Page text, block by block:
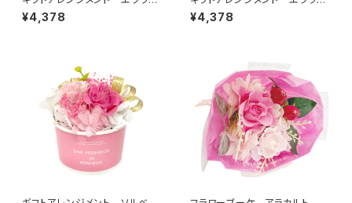
ン ピンク HB34620
¥4,378
ン レッド HB34610
¥4,378